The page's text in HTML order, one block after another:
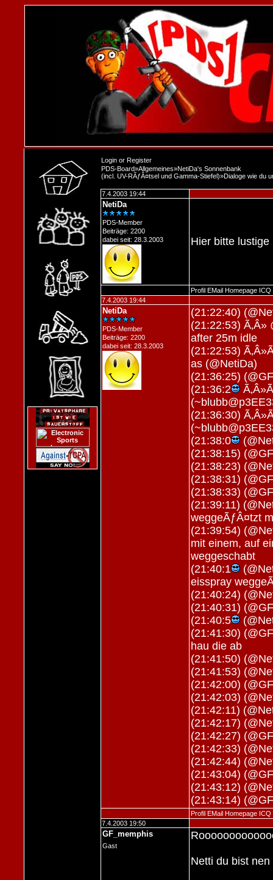
Login or Register
PDS-Board»Allgemeines»NetiDa's Sonnenbank
(incl. UV-RÃƒÂ¤tsel und Gamma-Stiefel)»Dialoge wie du
7.4.2003 19:44
NetiDa
PDS-Member
Beiträge: 2200
dabei seit: 28.3.2003
Hier bitte
Profil EMail Homepage ICQ
7.4.2003 19:44
NetiDa
PDS-Member
Beiträge: 2200
dabei seit: 28.3.2003
(21:22:40)
(21:22:53)
after 25m idle
(21:22:53)
as (@NetiDa)
(21:36:25)
(21:36:2
(21:36:30)
(21:38:0
(21:38:15)
(21:38:23)
(21:38:31)
(21:38:33)
(21:39:11)
weggeÃƒÂ¤tzt
(21:39:54)
mit einem, auf
weggeschabt
(21:40:1
eisspray
(21:40:24)
(21:40:31)
(21:40:5
(21:41:30)
hau die ab
(21:41:50)
(21:41:53)
(21:42:00)
(21:42:03)
(21:42:11)
(21:42:17)
(21:42:27)
(21:42:33)
(21:42:44)
(21:43:04)
(21:43:12)
(21:43:14)
Profil EMail Homepage ICQ
7.4.2003 19:50
GF_memphis
Gast
Netti du bist